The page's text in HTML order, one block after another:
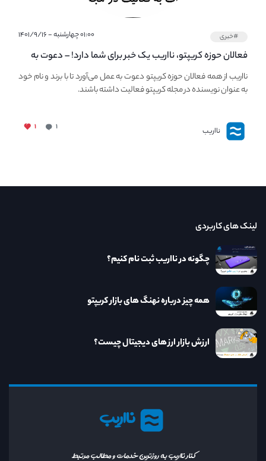
#خبری ۰۱:۰۰ چهارشنبه - ۱۴۰۱/۹/۱۶
فعالان حوزه کریپتو، نااریب یک خبر برای شما دارد! – دعوت به
فعالیت در مجله کریپتو
نااریب از همه فعالان حوزه کریپتو دعوت به عمل می‌آورد تا با برند و نام خود
به عنوان نویسنده در مجله کریپتو فعالیت داشته باشند.
نااریب ۱ ۱
نااریب
کنار نااریب به روزترین خدمات و مطالب مرتبط
لینک های کاربردی
چگونه در نااریب ثبت نام کنیم؟
همه چیز درباره نهنگ های بازار کریپتو
ارزش بازار ارز های دیجیتال چیست؟